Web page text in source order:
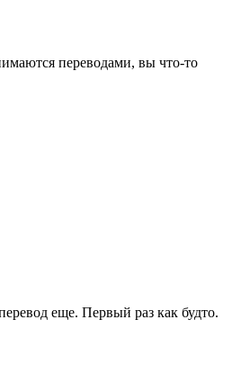
переводами, вы что-то
еще. Первый раз как будто.